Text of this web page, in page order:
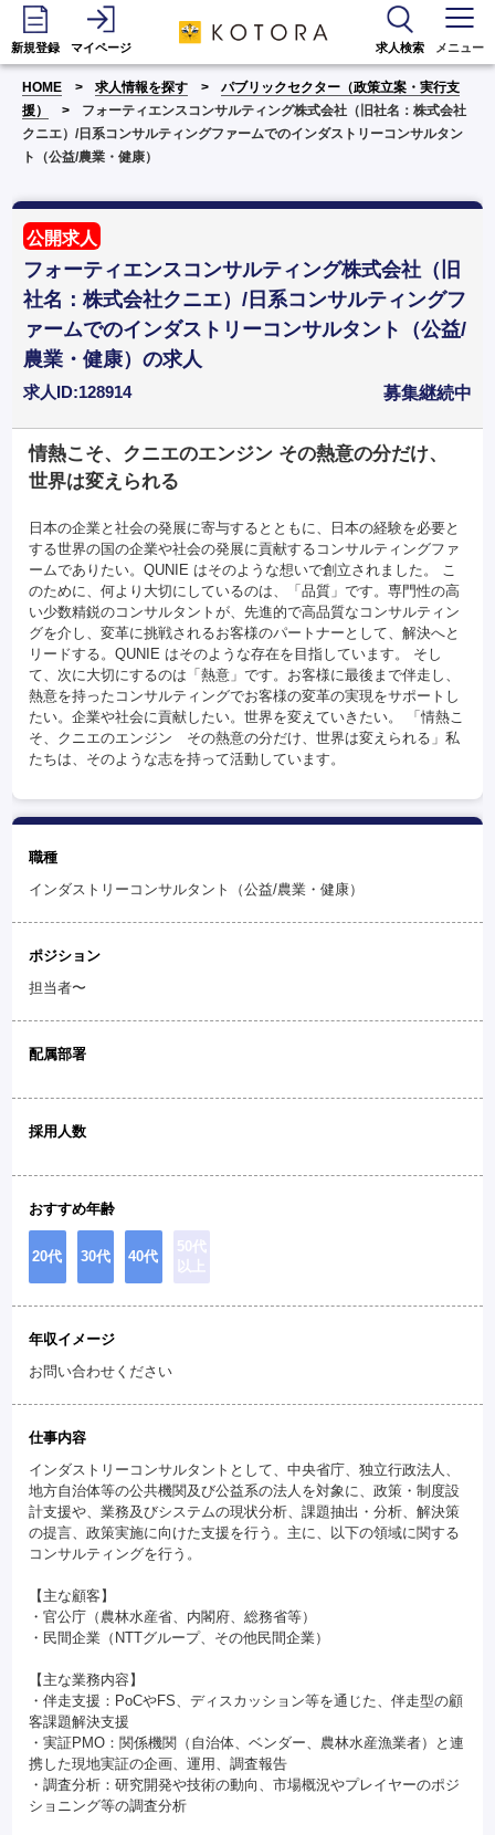
新規登録 マイページ 求人検索 メニュー
HOME 求人情報を探す
パブリックセクター（政策立案・実行支
援）
フォーティエンスコンサルティング株式会社（旧社名：株式会社
クニエ）/日系コンサルティングファームでのインダストリーコンサルタン
ト（公益/農業・健康）
公開求人
フォーティエンスコンサルティング株式会社（旧
社名：株式会社クニエ）/日系コンサルティングフ
ァームでのインダストリーコンサルタント（公益/
農業・健康）の求人
求人ID:128914 募集継続中
情熱こそ、クニエのエンジン その熱意の分だけ、
世界は変えられる
日本の企業と社会の発展に寄与するとともに、日本の経験を必要と
する世界の国の企業や社会の発展に貢献するコンサルティングファ
ームでありたい。QUNIE はそのような想いで創立されました。 こ
のために、何より大切にしているのは、「品質」です。専門性の高
い少数精鋭のコンサルタントが、先進的で高品質なコンサルティン
グを介し、変革に挑戦されるお客様のパートナーとして、解決へと
リードする。QUNIE はそのような存在を目指しています。 そし
て、次に大切にするのは「熱意」です。お客様に最後まで伴走し、
熱意を持ったコンサルティングでお客様の変革の実現をサポートし
たい。企業や社会に貢献したい。世界を変えていきたい。 「情熱こ
そ、クニエのエンジン その熱意の分だけ、世界は変えられる」私
たちは、そのような志を持って活動しています。
職種
インダストリーコンサルタント（公益/農業・健康）
ポジション
担当者〜
配属部署
採用人数
おすすめ年齢
20代 30代 40代
50代
以上
年収イメージ
お問い合わせください
仕事内容
インダストリーコンサルタントとして、中央省庁、独立行政法人、
地方自治体等の公共機関及び公益系の法人を対象に、政策・制度設
計支援や、業務及びシステムの現状分析、課題抽出・分析、解決策
の提言、政策実施に向けた支援を行う。主に、以下の領域に関する
コンサルティングを行う。
【主な顧客】
・官公庁（農林水産省、内閣府、総務省等）
・民間企業（NTTグループ、その他民間企業）
【主な業務内容】
・伴走支援：PoCやFS、ディスカッション等を通じた、伴走型の顧
客課題解決支援
・実証PMO：関係機関（自治体、ベンダー、農林水産漁業者）と連
携した現地実証の企画、運用、調査報告
・調査分析：研究開発や技術の動向、市場概況やプレイヤーのポジ
ショニング等の調査分析